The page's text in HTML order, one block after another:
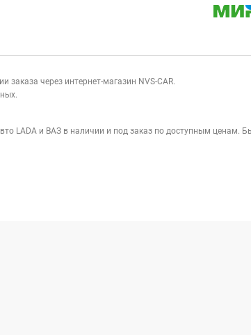
через интернет-магазин NVS-CAR.
LADA и ВАЗ в наличии и под заказ по доступным ценам.